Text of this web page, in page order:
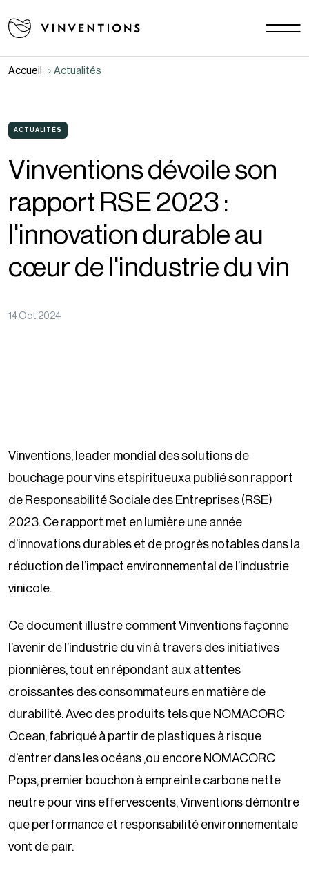
Nos solutions
Vos challenges
Contact
Carrière
Actualités
Documents
FAQ
Accueil Actualités
ACTUALITÉS
Vinventions dévoile son
rapport RSE 2023 :
l'innovation durable au
cœur de l'industrie du vin
14 Oct 2024
Vinventions, leader mondial des solutions de
bouchage pour vins etspiritueuxa publié son rapport
de Responsabilité Sociale des Entreprises (RSE)
2023. Ce rapport met en lumière une année
d’innovations durables et de progrès notables dans la
réduction de l’impact environnemental de l’industrie
vinicole.
Ce document illustre comment Vinventions façonne
l’avenir de l’industrie du vin à travers des initiatives
pionnières, tout en répondant aux attentes
croissantes des consommateurs en matière de
durabilité. Avec des produits tels que NOMACORC
Ocean, fabriqué à partir de plastiques à risque
d’entrer dans les océans ,ou encore NOMACORC
Pops, premier bouchon à empreinte carbone nette
neutre pour vins effervescents, Vinventions démontre
que performance et responsabilité environnementale
vont de pair.